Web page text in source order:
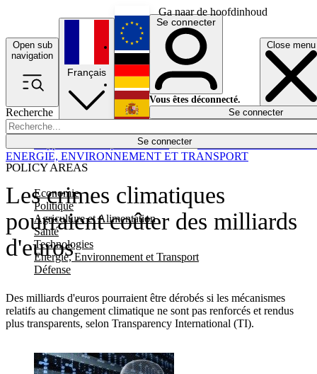
Ga naar de hoofdinhoud
Open sub
navigation
Close menu
Recherche
Se connecter
POLICY AREAS
Economie
Politique
Agriculture et Alimentation
Santé
Technologies
Energie, Environnement et Transport
Défense
Économie
Français
English
Deutsch
Español
Se connecter
Vous êtes déconnecté.
Se connecter
Les crimes climatiques
pourraient coûter des milliards
d'euros
Des milliards d'euros pourraient être dérobés si les mécanismes
relatifs au changement climatique ne sont pas renforcés et rendus
plus transparents, selon Transparency International (TI).
ENERGIE, ENVIRONNEMENT ET TRANSPORT